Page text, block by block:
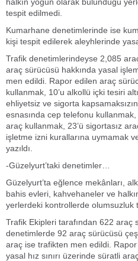
tespit edilmedi.
Kumarhane denetimlerinde ise
kişi tespit edilerek aleyhlerinde
Trafik denetimlerindeyse 2,085
araç sürücüsü hakkında yasal
men edildi. Rapor edilen araç
kullanmak, 10’u alkollü içki tesiri
ehliyetsiz ve sigorta
esnasında cep telefonu
araç kullanmak, 23’ü sigortasız
işletme izni kurallarına uymamak
yazıldı.
-Güzelyurt’taki denetimler…
Güzelyurt’ta eğlence mekânları,
bahis evleri, kahvehaneler ve
yerlerdeki kontrollerde olumsuzluk
Trafik Ekipleri tarafından 622 araç
denetimlerde 92 araç sürücüsü
araç ise trafikten men edildi.
yasal hız sınırı üzerinde süratli